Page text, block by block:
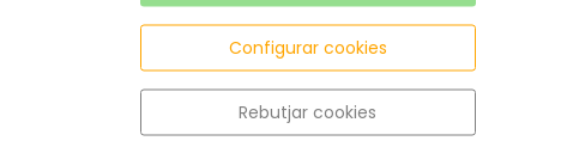
Facebook
Configurar cookies
Rebutjar cookies